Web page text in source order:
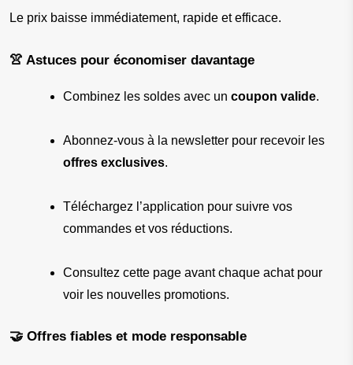
Le prix baisse immédiatement, rapide et efficace.
👚 Astuces pour économiser davantage
Combinez les soldes avec un coupon valide.
offres exclusives.
Téléchargez l’application pour suivre vos
commandes et vos réductions.
Consultez cette page avant chaque achat pour
voir les nouvelles promotions.
🤝 Offres fiables et mode responsable